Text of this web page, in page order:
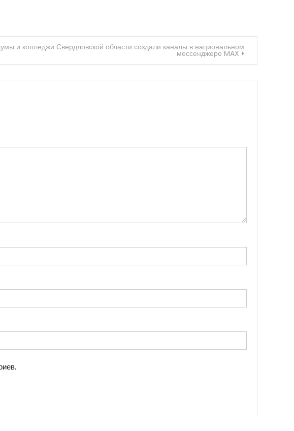
и колледжи Свердловской области создали каналы в национальном
мессенджере MAX